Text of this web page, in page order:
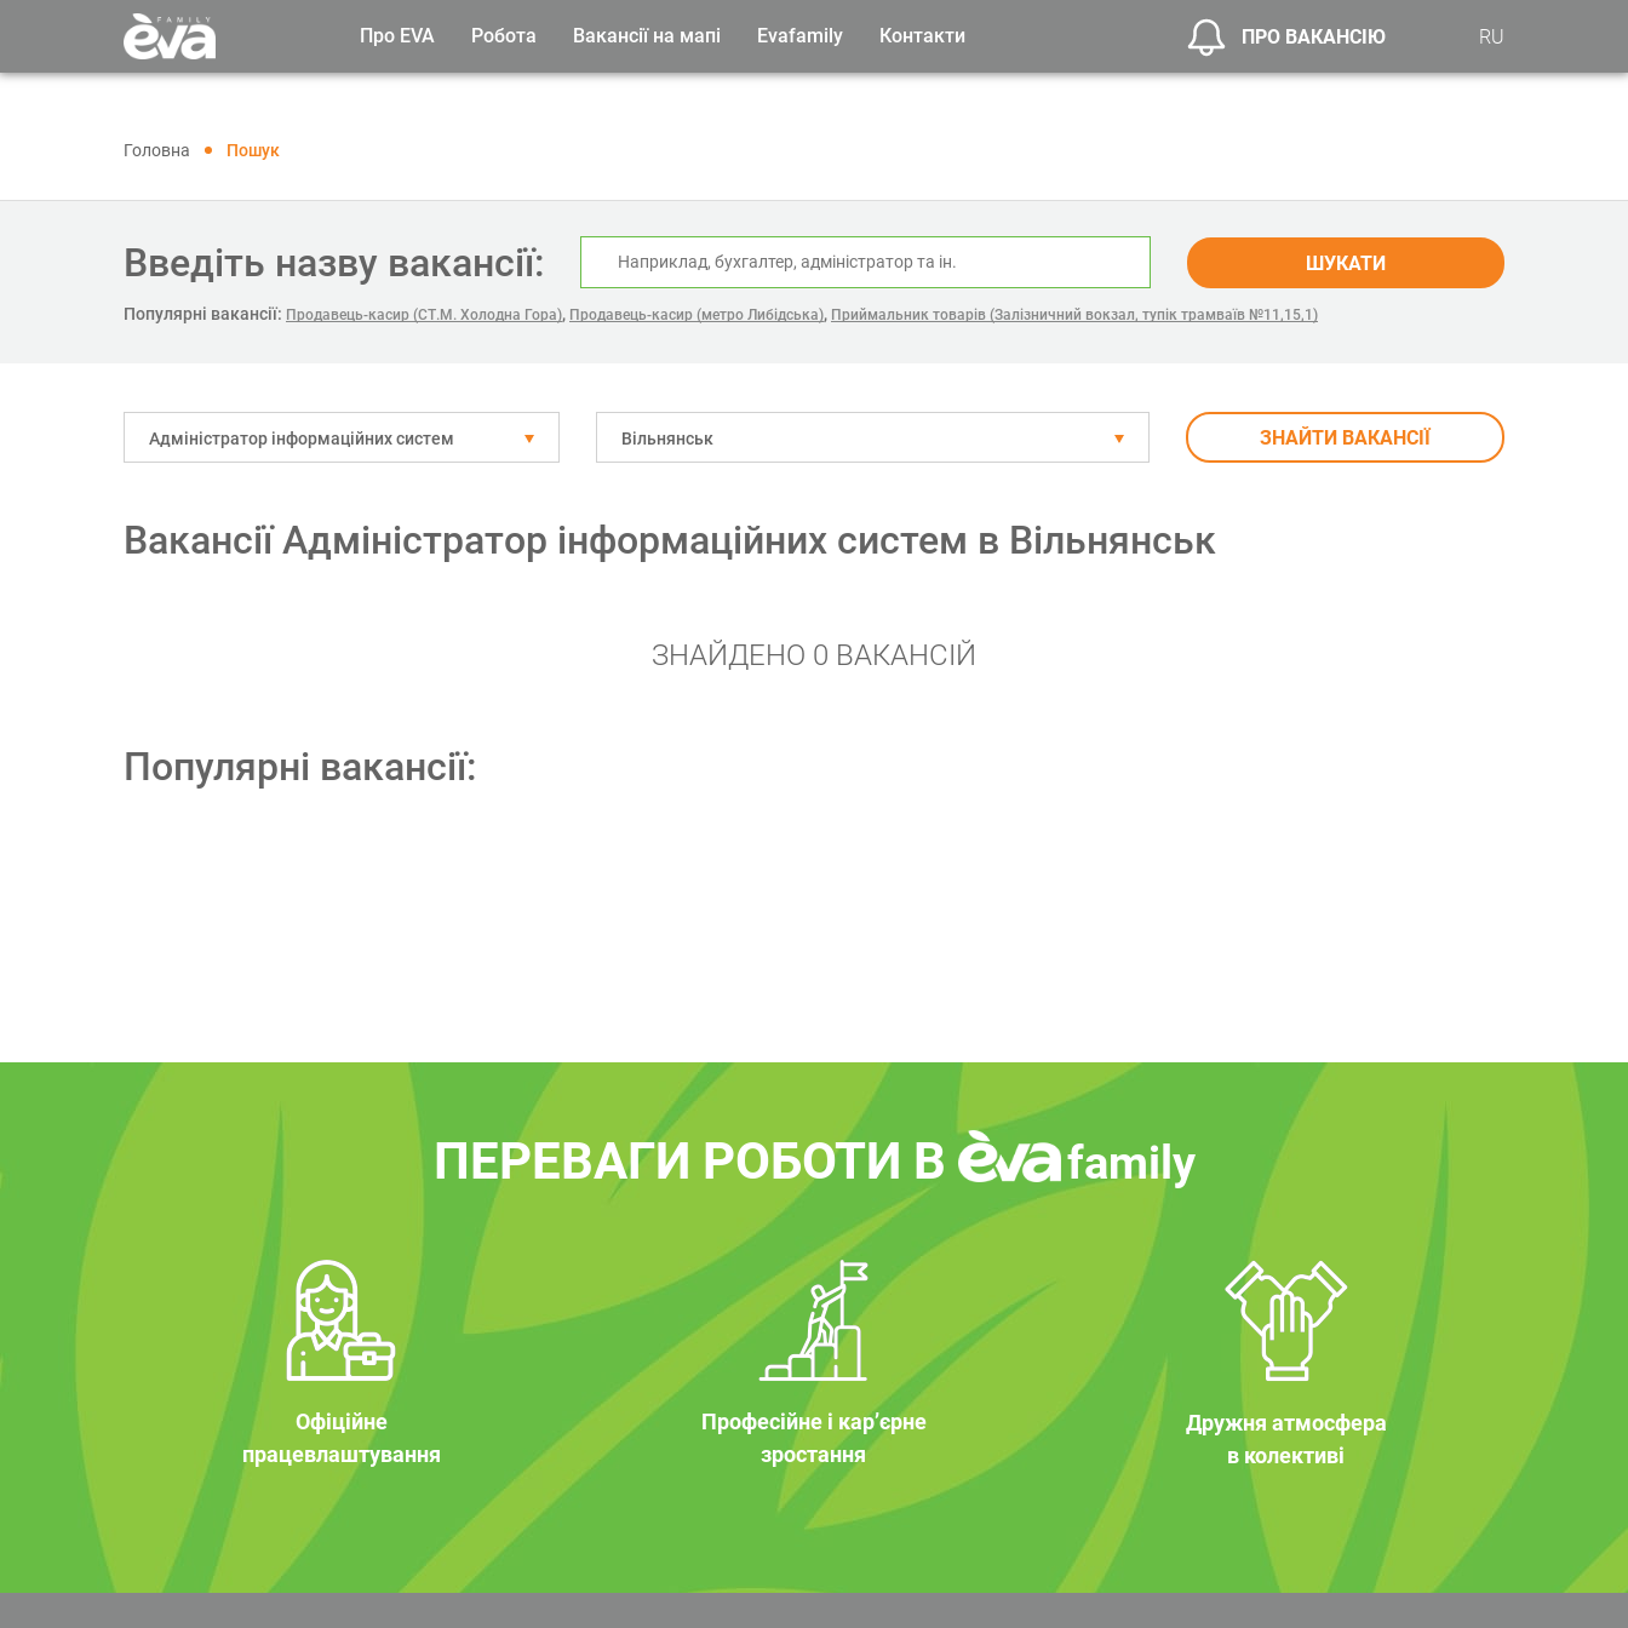
Про EVA Робота Вакансії на мапі Evafamily Контакти ПРО ВАКАНСІЮ RU
Головна Пошук
Введіть назву вакансії: ШУКАТИ
Популярні вакансії: Продавець-касир (СТ.М. Холодна Гора), Продавець-касир (метро Либідська), Приймальник товарів (Залізничний вокзал, тупік трамваїв №11,15,1)
Адміністратор інформаційних систем Вільнянськ ЗНАЙТИ ВАКАНСІЇ
Вакансії Адміністратор інформаційних систем в Вільнянськ
ЗНАЙДЕНО 0 ВАКАНСІЙ
Популярні вакансії:
ПЕРЕВАГИ РОБОТИ В family
Офіційне
працевлаштування
Професійне і кар’єрне
зростання
Дружня атмосфера
в колективі